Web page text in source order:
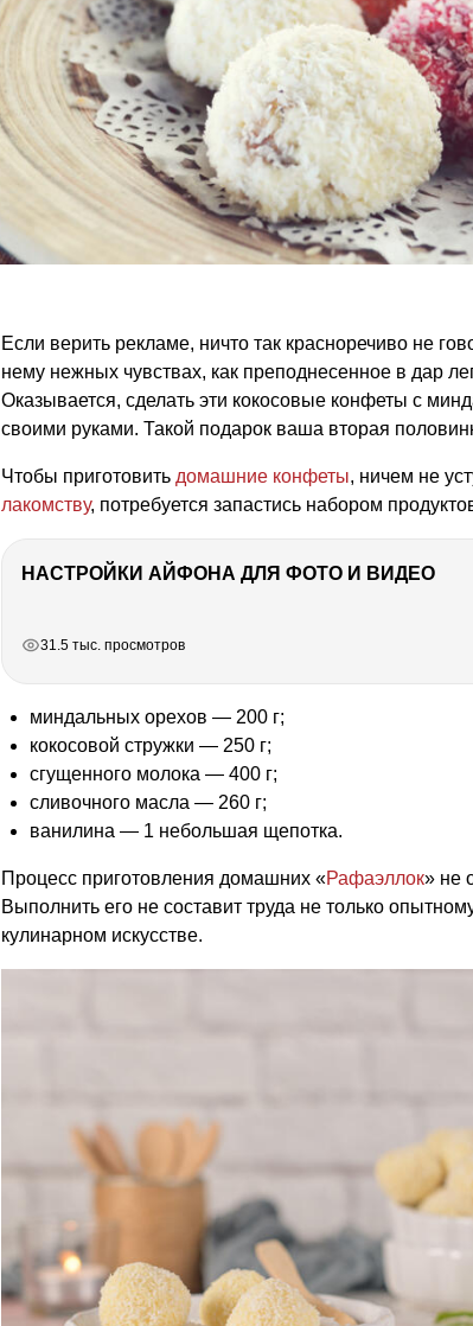
Если верить рекламе, ничто так красноречиво не
нему нежных чувствах, как преподнесенное в дар
Оказывается, сделать эти кокосовые конфеты с
своими руками. Такой подарок ваша вторая
Чтобы приготовить домашние конфеты, ничем не
лакомству, потребуется запастись набором
НАСТРОЙКИ АЙФОНА ДЛЯ ФОТО И ВИДЕО
31.5 тыс. просмотров
миндальных орехов — 200 г;
кокосовой стружки — 250 г;
сгущенного молока — 400 г;
сливочного масла — 260 г;
ванилина — 1 небольшая щепотка.
Процесс приготовления домашних «Рафаэллок» не
Выполнить его не составит труда не только
кулинарном искусстве.